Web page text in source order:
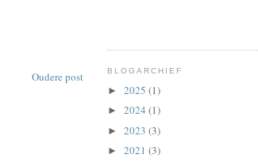
Oudere post BLOGARCHIEF
► 2025 (1)
► 2024 (1)
► 2023 (3)
► 2021 (3)